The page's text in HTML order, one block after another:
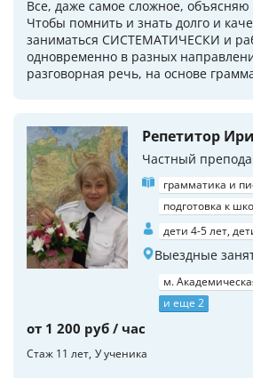
Все, даже самое сложное, объясняю
Чтобы помнить и знать долго и
заниматься СИСТЕМАТИЧЕСКИ и
одновременно в разных
разговорная речь, на основе
Репетитор
Частный
грамматика и
подготовка к
дети 4-5 лет,
Выездные
м.
и еще 2
от 1 200 руб / час
Стаж 11 лет У ученика